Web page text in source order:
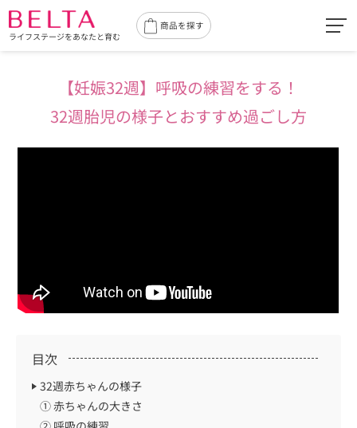
ライフステージをあなたと育む
商品を探す
【妊娠32週】呼吸の練習をする！
32週胎児の様子とおすすめ過ごし方
目次
32週赤ちゃんの様子
① 赤ちゃんの大きさ